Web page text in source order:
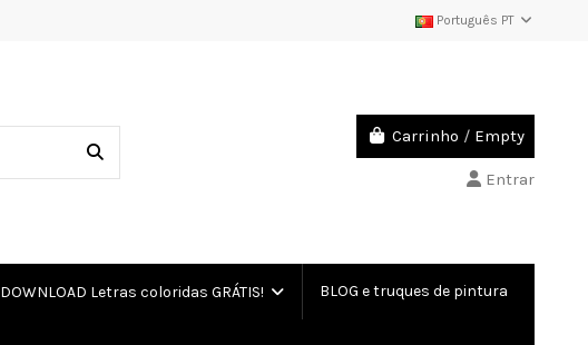
Português PT
Carrinho / Empty
Entrar
DOWNLOAD Letras coloridas GRÁTIS! BLOG e truques de pintura